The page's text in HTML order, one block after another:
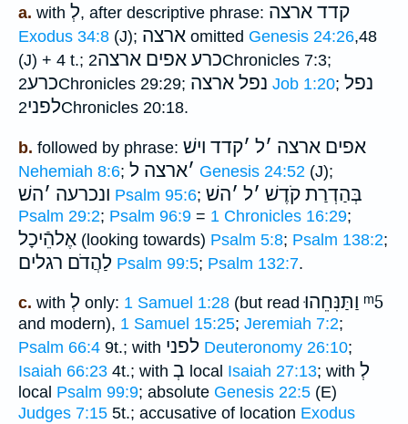
a. with לְ, after descriptive phrase: קדד ארצה
Exodus 34:8 (J); ארצה omitted Genesis 24:26,48
(J) + 4 t.;
כרע אפים ארצה2Chronicles 7:3;
כרע2Chronicles 29:29; נפל ארצה Job 1:20; נפל
לפני2Chronicles 20:18.
b. followed by phrase: אפים ארצה ׳ל ׳קדד וישׁ
Nehemiah 8:6; ׳ארצה ל Genesis 24:52 (J);
ונכרעה ׳השׁ Psalm 95:6; בְּהַדְרַת קֹדֶשׁ ׳ל ׳השׁ
Psalm 29:2; Psalm 96:9 = 1 Chronicles 16:29;
אֶלהֵֿיכָל (looking towards) Psalm 5:8; Psalm 138:2;
לַהֲדֹם רגלים Psalm 99:5; Psalm 132:7.
c. with לְ only: 1 Samuel 1:28 (but readוַתַּנִּחֵהוּ ᵐ5
and modern), 1 Samuel 15:25; Jeremiah 7:2;
Psalm 66:4 9t.; with לפני Deuteronomy 26:10;
Isaiah 66:23 4t.; with בְ local Isaiah 27:13; with לְ
local Psalm 99:9; absolute Genesis 22:5 (E)
Judges 7:15 5t.; accusative of location Exodus